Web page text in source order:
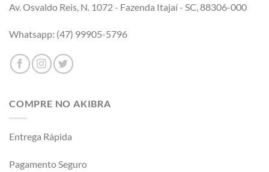
Av. Osvaldo Reis, N. 1072 - Fazenda Itajaí - SC, 88306-000
Whatsapp: (47) 99905-5796
COMPRE NO AKIBRA
Entrega Rápida
Pagamento Seguro